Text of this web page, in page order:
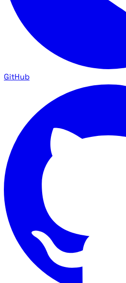
GitHub